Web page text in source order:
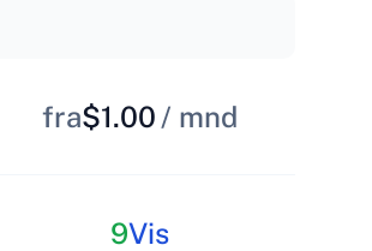
fra$1.00 / mnd
9Vis